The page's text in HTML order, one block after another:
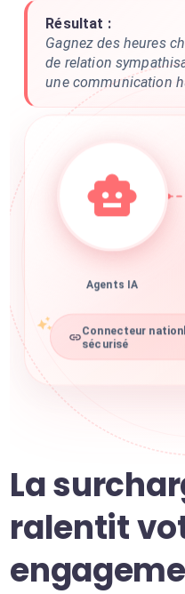
Résultat :
Gagnez des heures
de relation
une communication
Agents IA
Connecteur
sécurisé
La
ralentit